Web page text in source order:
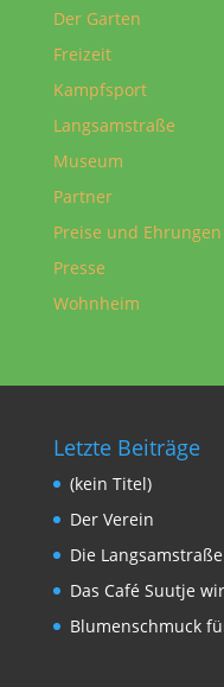
Der Garten
Freizeit
Kampfsport
Langsamstraße
Museum
Partner
Preise und Ehrungen
Presse
Wohnheim
Letzte Beiträge
(kein Titel)
Der Verein
Die Langsamstraße
Das Café Suutje
Blumenschmuck